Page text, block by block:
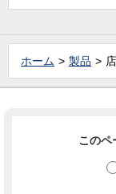
ホーム 製品
このペ